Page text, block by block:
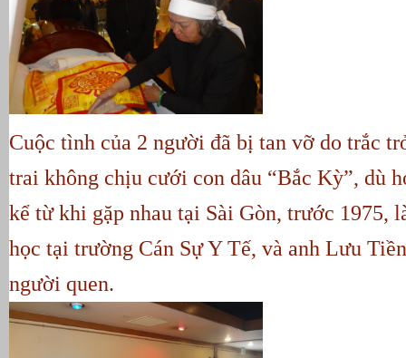
Cuộc tình của 2 người đã bị tan vỡ do trắc
trai không chịu cưới con dâu “Bắc Kỳ”, dù
kể từ khi gặp nhau tại Sài Gòn, trước 1975,
học tại trường Cán Sự Y Tế, và anh Lưu
người quen.